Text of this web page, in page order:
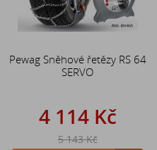
Pewag Sněhové řetězy RS 64
SERVO
4 114 Kč
5 143 Kč